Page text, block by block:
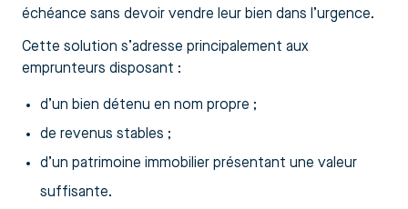
échéance sans devoir vendre leur bien dans l’urgence.
Cette solution s’adresse principalement aux
emprunteurs disposant :
d’un bien détenu en nom propre ;
de revenus stables ;
d’un patrimoine immobilier présentant une valeur
suffisante.